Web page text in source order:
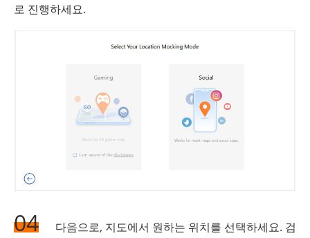
로 진행하세요.
04
다음으로, 지도에서 원하는 위치를 선택하세요. 검